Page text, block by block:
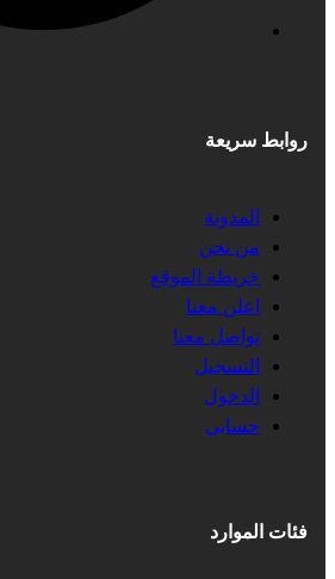
روابط سريعة
المدونة
من نحن
خريطة الموقع
اعلن معنا
تواصل معنا
التسجيل
الدخول
حسابي
فئات الموارد